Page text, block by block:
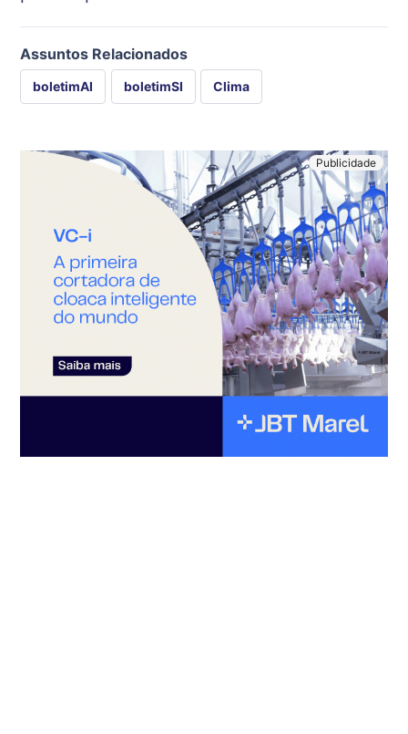
Assuntos Relacionados
boletimAI boletimSI Clima